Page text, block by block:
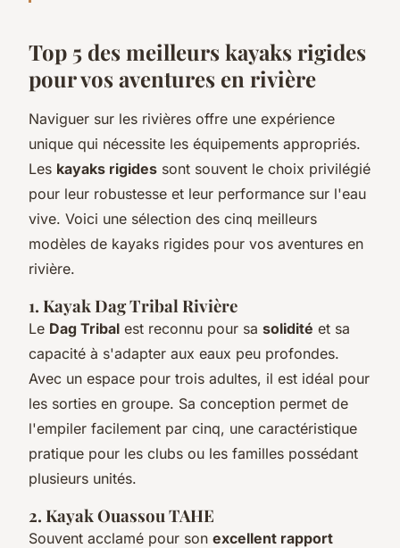
Top 5 des meilleurs kayaks rigides
pour vos aventures en rivière
Naviguer sur les rivières offre une expérience
unique qui nécessite les équipements appropriés.
Les kayaks rigides sont souvent le choix privilégié
pour leur robustesse et leur performance sur l'eau
vive. Voici une sélection des cinq meilleurs
modèles de kayaks rigides pour vos aventures en
rivière.
1. Kayak Dag Tribal Rivière
Le Dag Tribal est reconnu pour sa solidité et sa
capacité à s'adapter aux eaux peu profondes.
Avec un espace pour trois adultes, il est idéal pour
les sorties en groupe. Sa conception permet de
l'empiler facilement par cinq, une caractéristique
pratique pour les clubs ou les familles possédant
plusieurs unités.
2. Kayak Ouassou TAHE
Souvent acclamé pour son excellent rapport